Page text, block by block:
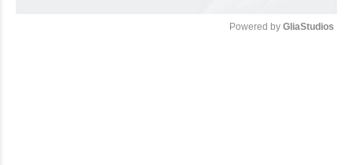
Powered by GliaStudios